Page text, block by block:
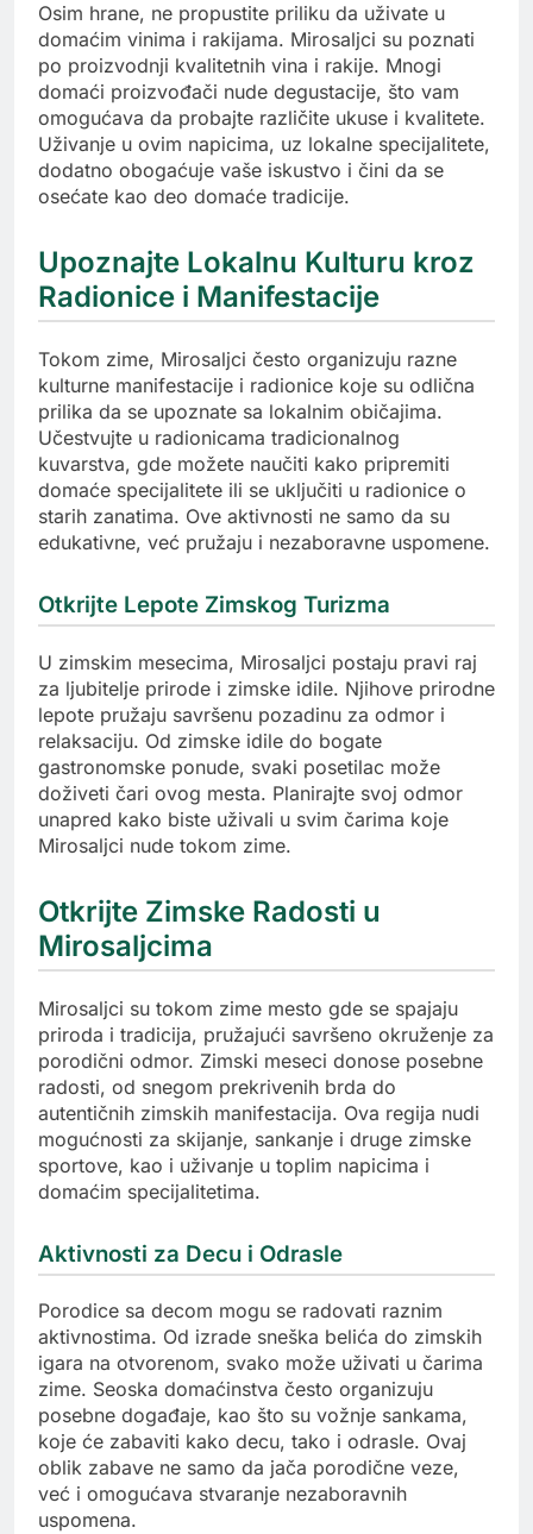
Osim hrane, ne propustite priliku da uživate u
domaćim vinima i rakijama. Mirosaljci su poznati
po proizvodnji kvalitetnih vina i rakije. Mnogi
domaći proizvođači nude degustacije, što vam
omogućava da probajte različite ukuse i kvalitete.
Uživanje u ovim napicima, uz lokalne specijalitete,
dodatno obogaćuje vaše iskustvo i čini da se
osećate kao deo domaće tradicije.
Upoznajte Lokalnu Kulturu kroz
Radionice i Manifestacije
Tokom zime, Mirosaljci često organizuju razne
kulturne manifestacije i radionice koje su odlična
prilika da se upoznate sa lokalnim običajima.
Učestvujte u radionicama tradicionalnog
kuvarstva, gde možete naučiti kako pripremiti
domaće specijalitete ili se uključiti u radionice o
starih zanatima. Ove aktivnosti ne samo da su
edukativne, već pružaju i nezaboravne uspomene.
Otkrijte Lepote Zimskog Turizma
U zimskim mesecima, Mirosaljci postaju pravi raj
za ljubitelje prirode i zimske idile. Njihove prirodne
lepote pružaju savršenu pozadinu za odmor i
relaksaciju. Od zimske idile do bogate
gastronomske ponude, svaki posetilac može
doživeti čari ovog mesta. Planirajte svoj odmor
unapred kako biste uživali u svim čarima koje
Mirosaljci nude tokom zime.
Otkrijte Zimske Radosti u
Mirosaljcima
Mirosaljci su tokom zime mesto gde se spajaju
priroda i tradicija, pružajući savršeno okruženje za
porodični odmor. Zimski meseci donose posebne
radosti, od snegom prekrivenih brda do
autentičnih zimskih manifestacija. Ova regija nudi
mogućnosti za skijanje, sankanje i druge zimske
sportove, kao i uživanje u toplim napicima i
domaćim specijalitetima.
Aktivnosti za Decu i Odrasle
Porodice sa decom mogu se radovati raznim
aktivnostima. Od izrade sneška belića do zimskih
igara na otvorenom, svako može uživati u čarima
zime. Seoska domaćinstva često organizuju
posebne događaje, kao što su vožnje sankama,
koje će zabaviti kako decu, tako i odrasle. Ovaj
oblik zabave ne samo da jača porodične veze,
već i omogućava stvaranje nezaboravnih
uspomena.